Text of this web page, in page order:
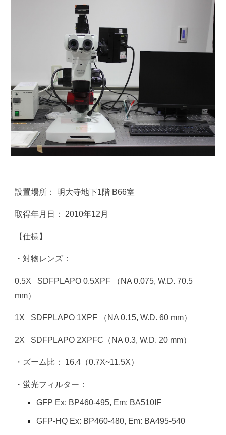
設置場所： 明大寺地下1階 B66室
取得年月日： 2010年12 月
【仕様】
・対物レンズ：
0.5X SDFPLAPO 0.5XPF （NA 0.075, W.D. 70.5
mm）
1X SDFPLAPO 1XPF （NA 0.15, W.D. 60 mm）
2X SDFPLAPO 2XPFC（NA 0.3, W.D. 20 mm）
・ズーム比： 16.4（0.7X~11.5X）
・蛍光フィルター：
GFP Ex: BP460-495, Em: BA510IF
GFP-HQ Ex: BP460-480, Em: BA495-540